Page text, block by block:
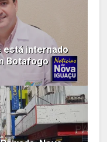
está internado
Botafogo